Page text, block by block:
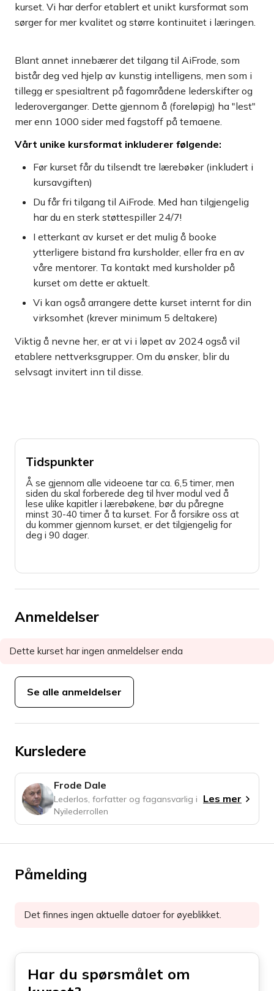
kurset. Vi har derfor etablert et unikt kursformat som
sørger for mer kvalitet og større kontinuitet i læringen.
Blant annet innebærer det tilgang til AiFrode, som
bistår deg ved hjelp av kunstig intelligens, men som i
tillegg er spesialtrent på fagområdene lederskifter og
lederoverganger. Dette gjennom å (foreløpig) ha "lest"
mer enn 1000 sider med fagstoff på temaene.
Vårt unike kursformat inkluderer følgende:
Før kurset får du tilsendt tre lærebøker (inkludert i
kursavgiften)
Du får fri tilgang til AiFrode. Med han tilgjengelig
har du en sterk støttespiller 24/7!
I etterkant av kurset er det mulig å booke
ytterligere bistand fra kursholder, eller fra en av
våre mentorer. Ta kontakt med kursholder på
kurset om dette er aktuelt.
Vi kan også arrangere dette kurset internt for din
virksomhet (krever minimum 5 deltakere)
Viktig å nevne her, er at vi i løpet av 2024 også vil
etablere nettverksgrupper. Om du ønsker, blir du
selvsagt invitert inn til disse.
Tidspunkter
Å se gjennom alle videoene tar ca. 6,5 timer, men
siden du skal forberede deg til hver modul ved å
lese ulike kapitler i lærebøkene, bør du påregne
minst 30-40 timer å ta kurset. For å forsikre oss at
du kommer gjennom kurset, er det tilgjengelig for
deg i 90 dager.
Anmeldelser
Dette kurset har ingen anmeldelser enda
Se alle anmeldelser
Kursledere
Frode Dale
Lederlos, forfatter og fagansvarlig i
Nyilederrollen
Les mer
Påmelding
Det finnes ingen aktuelle datoer for øyeblikket.
Har du spørsmålet om